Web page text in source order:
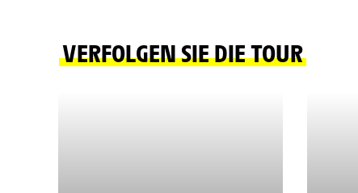
VERFOLGEN SIE DIE TOUR